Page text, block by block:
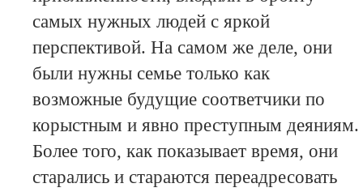
самых нужных людей с яркой
перспективой. На самом же деле, они
были нужны семье только как
возможные будущие соответчики по
корыстным и явно преступным деяниям.
Более того, как показывает время, они
старались и стараются переадресовать